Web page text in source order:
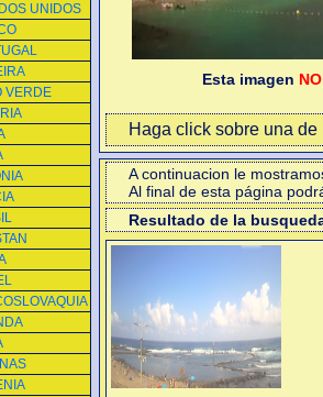
UNIDOS
VERDE
Esta imagen
Haga click sobre una
A continuacion le
Al final de esta página
Resultado de la